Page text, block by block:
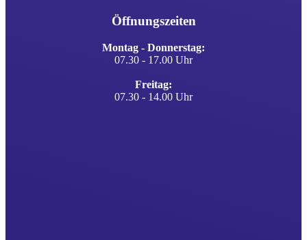
Öffnungszeiten
Montag - Donnerstag:
07.30 - 17.00 Uhr
Freitag:
07.30 - 14.00 Uhr